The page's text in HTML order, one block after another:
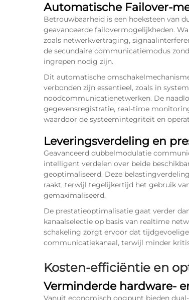
Automatische Failover-
Betrouwbaarheid is een hoeksteen van
geavanceerde failovermogelijkheden.
zoals netwerkvertraging,
de secundaire communicatiemodus
ingrepen nodig zijn.
Dit automatische
verbonden zijn essentieel, zoals in
noodcommunicatienetwerken. De
gegevensregistratie, real-time
waardoor de systeemintegriteit en
Leveringsverdeling en
Geavanceerd dubbelmodulatie
intelligent verdelen over beide
geoptimaliseerd. Deze
raakt, terwijl tegelijkertijd het gebruik
gemaximaliseerd.
De prestatieoptimalisatie gaat verder
kanaalselectie op basis van realtime
schakeling zorgt ervoor dat
communicatiekanaal, terwijl minder
Kosten-efficiëntie en
Verminderde hardware-
Vanuit economisch oogpunt bieden